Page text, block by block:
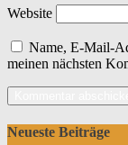
Website
Name, E-Mail-
meinen nächsten
Neueste Beiträge